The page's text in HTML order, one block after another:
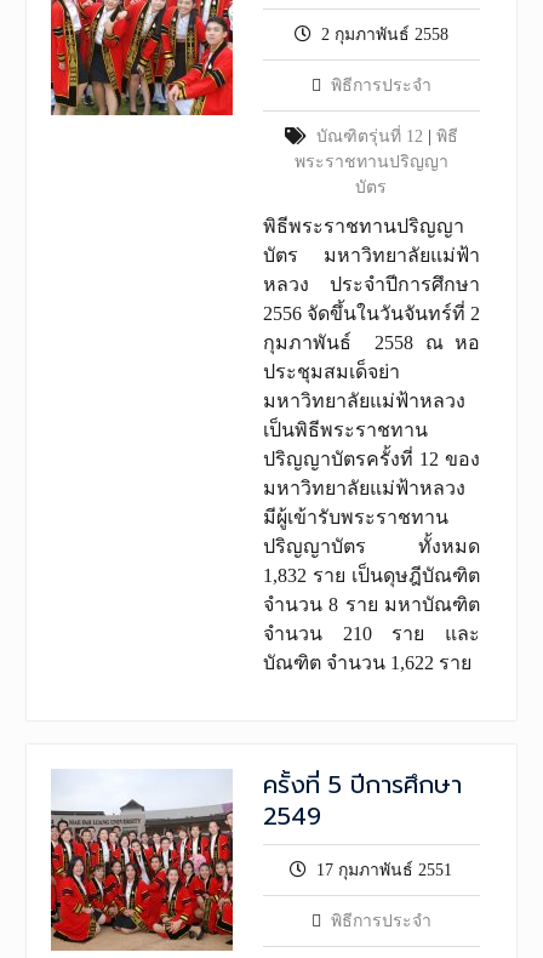
2 กุมภาพันธ์ 2558
พิธีการประจำ
บัณฑิตรุ่นที่ 12
พิธี
พระราชทานปริญญา
บัตร
พิธีพระราชทานปริญญา
บัตร มหาวิทยาลัยแม่ฟ้า
หลวง ประจำปีการศึกษา
2556 จัดขึ้นในวันจันทร์ที่ 2
กุมภาพันธ์ 2558 ณ หอ
ประชุมสมเด็จย่า
มหาวิทยาลัยแม่ฟ้าหลวง
เป็นพิธีพระราชทาน
ปริญญาบัตรครั้งที่ 12 ของ
มหาวิทยาลัยแม่ฟ้าหลวง
มีผู้เข้ารับพระราชทาน
ปริญญาบัตร ทั้งหมด
1,832 ราย เป็นดุษฎีบัณฑิต
จำนวน 8 ราย มหาบัณฑิต
จำนวน 210 ราย และ
บัณฑิต จำนวน 1,622 ราย
ครั้งที่ 5 ปีการศึกษา
2549
17 กุมภาพันธ์ 2551
พิธีการประจำ